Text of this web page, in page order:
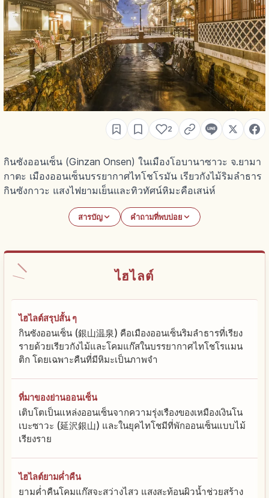
2
กินซังออนเซ็น (Ginzan Onsen) ในเมืองโอบานาซาวะ จ.ยามา
กาตะ เมืองออนเซ็นบรรยากาศไทโชโรมัน เรียวกังไม้ริมลำธาร
กินซังกาวะ แสงไฟยามเย็นและทิวทัศน์หิมะคือเสน่ห์
สารบัญ คำถามที่พบบ่อย
ไฮไลต์
ไฮไลต์สรุปสั้น ๆ
กินซังออนเซ็น (銀山温泉) คือเมืองออนเซ็นริมลำธารที่เรียง
รายด้วยเรียวกังไม้และโคมแก๊สในบรรยากาศไทโชโรแมน
ติก โดยเฉพาะคืนที่มีหิมะเป็นภาพจำ
ที่มาของย่านออนเซ็น
เติบโตเป็นแหล่งออนเซ็นจากความรุ่งเรืองของเหมืองเงินโน
เบะซาวะ (延沢銀山) และในยุคไทโชมีที่พักออนเซ็นแบบไม้
เรียงราย
ไฮไลต์ยามค่ำคืน
ยามค่ำคืนโคมแก๊สจะสว่างไสว แสงสะท้อนผิวน้ำช่วยสร้าง